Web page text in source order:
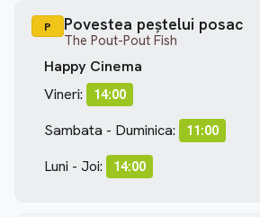
P Povestea peștelui posac
The Pout-Pout Fish
Happy Cinema
Vineri:
14:00
Sambata - Duminica: 11:00
Luni - Joi: 14:00